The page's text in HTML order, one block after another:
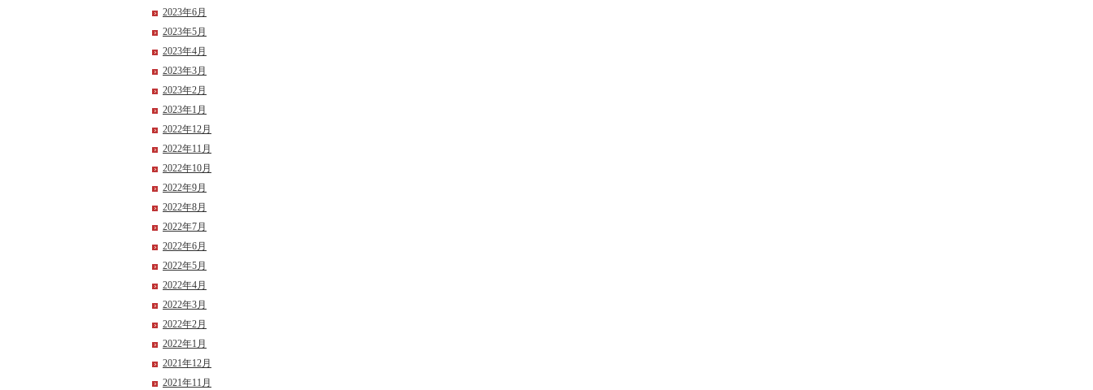
2023年6月
2023年5月
2023年4月
2023年3月
2023年2月
2023年1月
2022年12月
2022年11月
2022年10月
2022年9月
2022年8月
2022年7月
2022年6月
2022年5月
2022年4月
2022年3月
2022年2月
2022年1月
2021年12月
2021年11月